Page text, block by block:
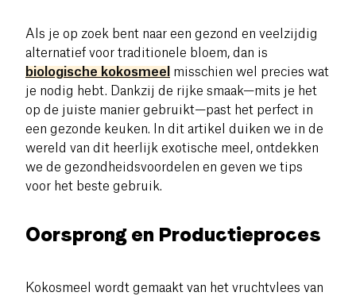
Als je op zoek bent naar een gezond en veelzijdig
alternatief voor traditionele bloem, dan is
biologische kokosmeel
misschien wel precies wat
je nodig hebt. Dankzij de rijke smaak—mits je het
op de juiste manier gebruikt—past het perfect in
een gezonde keuken. In dit artikel duiken we in de
wereld van dit heerlijk exotische meel, ontdekken
we de gezondheidsvoordelen en geven we tips
voor het beste gebruik.
Oorsprong en Productieproces
Kokosmeel wordt gemaakt van het vruchtvlees van